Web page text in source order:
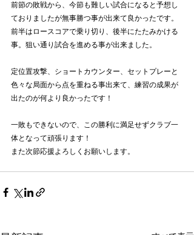
前節の敗戦から、今節も難しい試合になると予想し
ておりましたが無事勝つ事が出来て良かったです。
前半はロースコアで乗り切り、後半にたたみかける
事。狙い通り試合を進める事が出来ました。
定位置攻撃、ショートカウンター、セットプレーと
色々な局面から点を重ねる事出来て、練習の成果が
出たのが何より良かったです！
一敗もできないので、この勝利に満足せずクラブ一
体となって頑張ります！
また次節応援よろしくお願いします。